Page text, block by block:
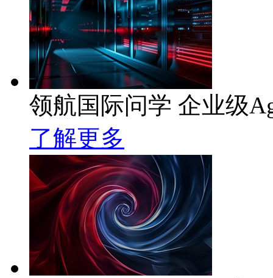
领航国际问学 企业级
了解更多